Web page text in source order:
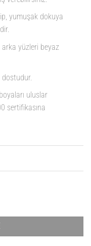
yumuşak dokuya
arka yüzleri beyaz
dostudur.
uluslar
sertifikasına